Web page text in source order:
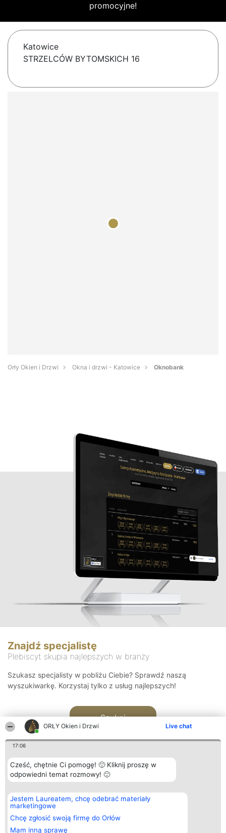
ORŁY Okien i Drzwi Live chat
17:06
Cześć, chętnie Ci pomogę! 🙂 Kliknij proszę w
odpowiedni temat rozmowy! 🙂
Jestem Laureatem, chcę odebrać materiały
marketingowe
Chcę zgłosić swoją firmę do Orłów
Mam inną sprawę
promocyjne!
Katowice
STRZELCÓW BYTOMSKICH 16
Orły Okien i Drzwi Okna i drzwi - Katowice Oknobank
Znajdź specjalistę
Plebiscyt skupia najlepszych w branży
Szukasz specjalisty w pobliżu Ciebie? Sprawdź naszą
wyszukiwarkę. Korzystaj tylko z usług najlepszych!
Szukaj
Organizator plebiscytu
Bright Side Solutions sp. z o.
o. sp. k.
ul. Ruska 22
Wrocław 50-079
KRS 0000749100 | Regon
Plebiscyt
Laureaci
wszystkich
Laureatów
Kontakt
Kontakt